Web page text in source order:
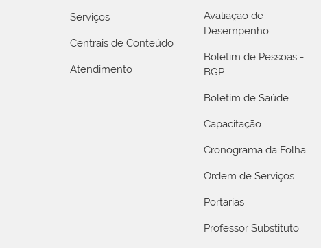
Serviços
Centrais de Conteúdo
Atendimento
Avaliação de
Desempenho
Boletim de Pessoas -
BGP
Boletim de Saúde
Capacitação
Cronograma da Folha
Ordem de Serviços
Portarias
Professor Substituto